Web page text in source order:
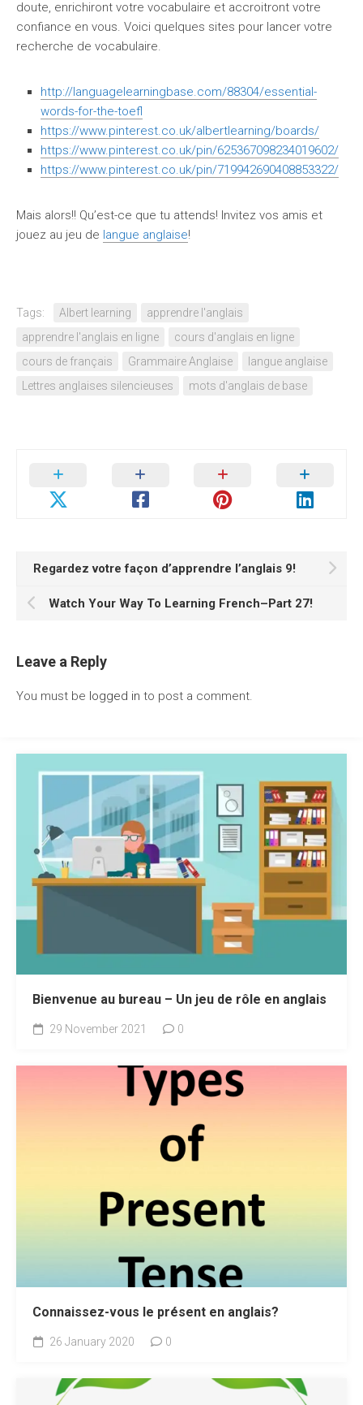
doute, enrichiront votre vocabulaire et accroitront votre
confiance en vous. Voici quelques sites pour lancer votre
recherche de vocabulaire.
http://languagelearningbase.com/88304/essential-
words-for-the-toefl
https://www.pinterest.co.uk/albertlearning/boards/
https://www.pinterest.co.uk/pin/625367098234019602/
https://www.pinterest.co.uk/pin/719942690408853322/
Mais alors!! Qu’est-ce que tu attends! Invitez vos amis et
jouez au jeu de langue anglaise!
Tags: Albert learning
apprendre l'anglais
apprendre l'anglais en ligne
cours d'anglais en ligne
cours de français
Grammaire Anglaise
langue anglaise
Lettres anglaises silencieuses
mots d'anglais de base
Regardez votre façon d’apprendre l’anglais 9!
Watch Your Way To Learning French–Part 27!
Leave a Reply
You must be logged in to post a comment.
Bienvenue au bureau – Un jeu de rôle en anglais
29 November 2021 0
Connaissez-vous le présent en anglais?
26 January 2020 0